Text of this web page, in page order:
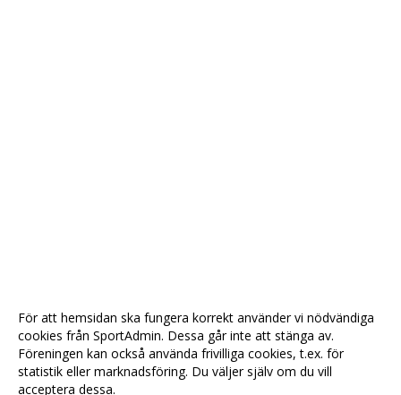
För att hemsidan ska fungera korrekt använder vi nödvändiga
cookies från SportAdmin. Dessa går inte att stänga av.
Föreningen kan också använda frivilliga cookies, t.ex. för
statistik eller marknadsföring. Du väljer själv om du vill
acceptera dessa.